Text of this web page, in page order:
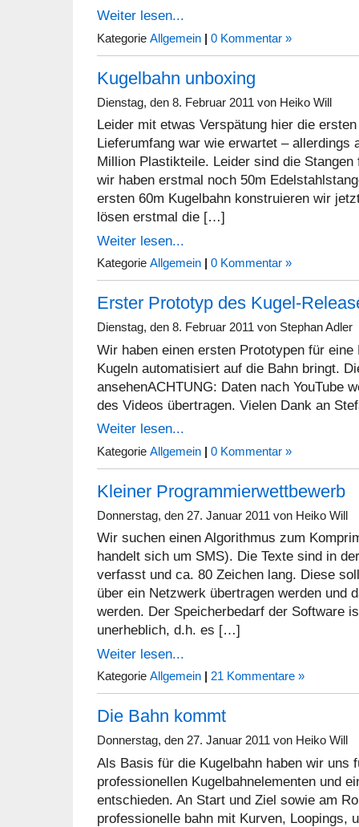
Weiter lesen...
Kategorie Allgemein | 0 Kommentar »
Kugelbahn unboxing
Dienstag, den 8. Februar 2011 von Heiko Will
Leider mit etwas Verspätung hier die
Lieferumfang war wie erwartet – allerdings
Million Plastikteile. Leider sind die
wir haben erstmal noch 50m
ersten 60m Kugelbahn konstruieren wir
lösen erstmal die […]
Weiter lesen...
Kategorie Allgemein 0 Kommentar »
Erster Prototyp des Kugel-
Dienstag, den 8. Februar 2011 von Stephan Adler
Wir haben einen ersten Prototypen für
Kugeln automatisiert auf die Bahn bringt.
ansehenACHTUNG: Daten nach YouTube
des Videos übertragen. Vielen Dank an
Weiter lesen...
Kategorie Allgemein 0 Kommentar »
Kleiner Programmierwettbewerb
Donnerstag, den 27. Januar 2011 von Heiko Will
Wir suchen einen Algorithmus zum
handelt sich um SMS). Die Texte sind in
verfasst und ca. 80 Zeichen lang. Diese
über ein Netzwerk übertragen werden und
werden. Der Speicherbedarf der Software
unerheblich, d.h. es […]
Weiter lesen...
Kategorie Allgemein 21 Kommentare »
Die Bahn kommt
Donnerstag, den 27. Januar 2011 von Heiko Will
Als Basis für die Kugelbahn haben wir uns
professionellen Kugelbahnelementen und
entschieden. An Start und Ziel sowie am
professionelle bahn mit Kurven, Loopings,